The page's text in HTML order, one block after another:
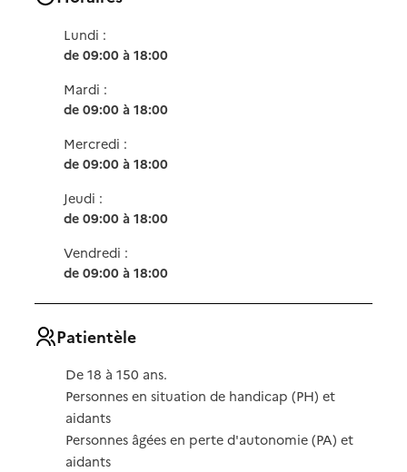
Lundi :
de 09:00 à 18:00
Mardi :
de 09:00 à 18:00
Mercredi :
de 09:00 à 18:00
Jeudi :
de 09:00 à 18:00
Vendredi :
de 09:00 à 18:00
Patientèle
De 18 à 150 ans.
Personnes en situation de handicap (PH) et
aidants
Personnes âgées en perte d'autonomie (PA) et
aidants